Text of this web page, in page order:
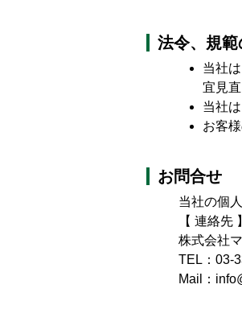
法令、規
当社
宜見
当社
お客
お問合せ
当社の個
【 連絡先 】
株式会社
TEL：03-
Mail：